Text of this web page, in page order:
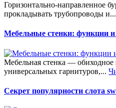
Горизонтально-направленное
прокладывать трубопроводы и...
Мебельные стенки: функции и
Мебельная стенка — обиходное
универсальных гарнитуров,...
Секрет популярности слота